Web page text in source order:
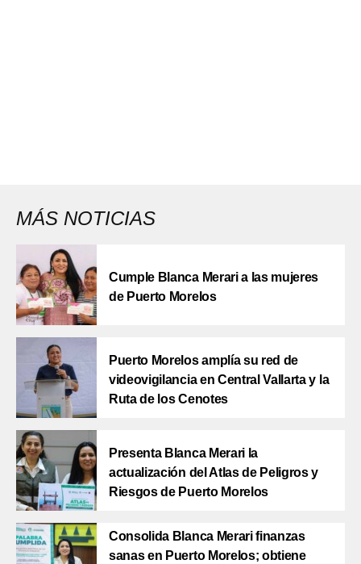
MÁS NOTICIAS
Cumple Blanca Merari a las mujeres
de Puerto Morelos
Puerto Morelos amplía su red de
videovigilancia en Central Vallarta y la
Ruta de los Cenotes
Presenta Blanca Merari la
actualización del Atlas de Peligros y
Riesgos de Puerto Morelos
Consolida Blanca Merari finanzas
sanas en Puerto Morelos; obtiene